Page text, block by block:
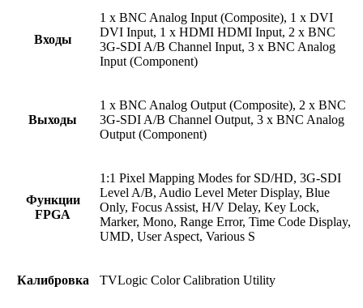
Входы
1 x BNC Analog Input (Composite), 1 x DVI
DVI Input, 1 x HDMI HDMI Input, 2 x BNC
3G-SDI A/B Channel Input, 3 x BNC Analog
Input (Component)
Выходы
1 x BNC Analog Output (Composite), 2 x BNC
3G-SDI A/B Channel Output, 3 x BNC Analog
Output (Component)
Функции
FPGA
1:1 Pixel Mapping Modes for SD/HD, 3G-SDI
Level A/B, Audio Level Meter Display, Blue
Only, Focus Assist, H/V Delay, Key Lock,
Marker, Mono, Range Error, Time Code Display,
UMD, User Aspect, Various S
Калибровка TVLogic Color Calibration Utility